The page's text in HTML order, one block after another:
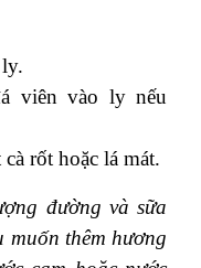
viên vào ly nếu
rốt hoặc lá mát.
đường và sữa
muốn thêm hương